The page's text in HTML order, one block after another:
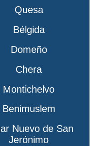
Quesa
Bélgida
Domeño
Chera
Montichelvo
Benimuslem
Nuevo de San
Jerónimo